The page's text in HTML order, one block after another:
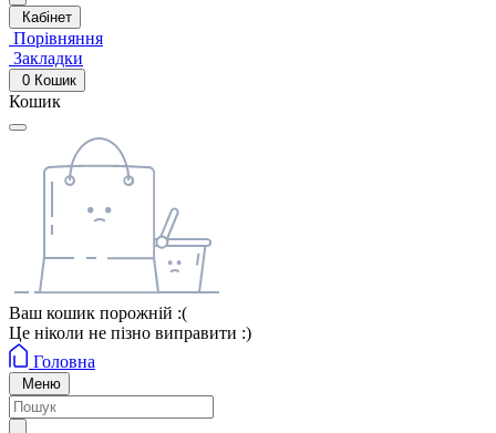
Кабінет
Порівняння
Закладки
0 Кошик
Кошик
Ваш кошик порожній :(
Це ніколи не пізно виправити :)
Головна
Меню